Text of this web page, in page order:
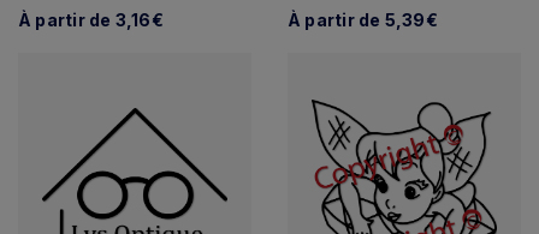
À partir de 3,16€
À partir de 5,39€